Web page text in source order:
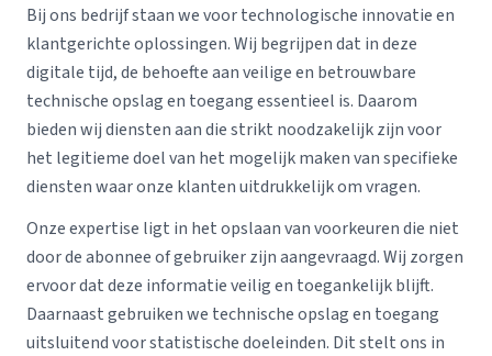
Bij ons bedrijf staan we voor technologische innovatie en
klantgerichte oplossingen. Wij begrijpen dat in deze
digitale tijd, de behoefte aan veilige en betrouwbare
technische opslag en toegang essentieel is. Daarom
bieden wij diensten aan die strikt noodzakelijk zijn voor
het legitieme doel van het mogelijk maken van specifieke
diensten waar onze klanten uitdrukkelijk om vragen.
Onze expertise ligt in het opslaan van voorkeuren die niet
door de abonnee of gebruiker zijn aangevraagd. Wij zorgen
ervoor dat deze informatie veilig en toegankelijk blijft.
Daarnaast gebruiken we technische opslag en toegang
uitsluitend voor statistische doeleinden. Dit stelt ons in